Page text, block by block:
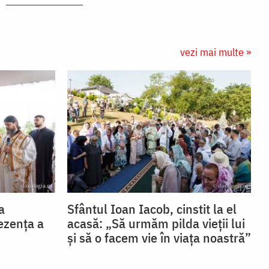
vezi mai multe »
a
Sfântul Ioan Iacob, cinstit la el
acasă: „Să urmăm pilda vieții lui
și să o facem vie în viața noastră”